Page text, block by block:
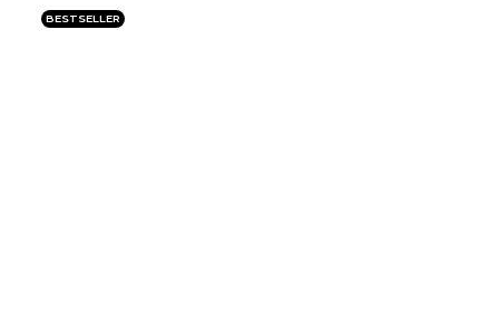
BESTSELLER